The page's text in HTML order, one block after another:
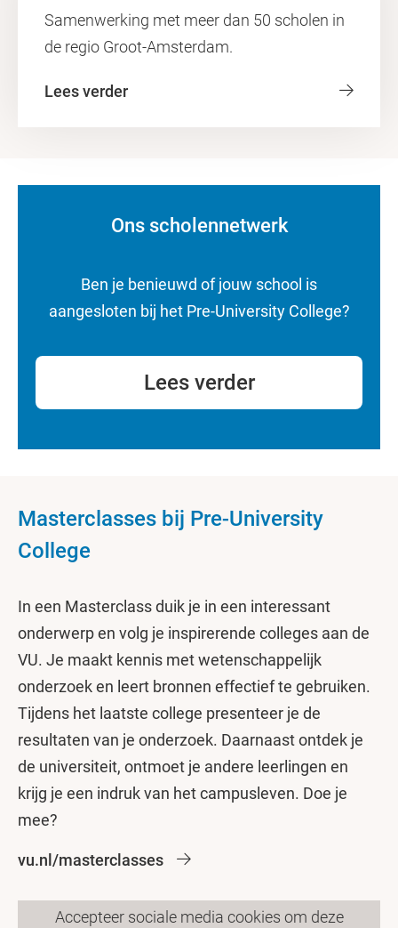
Samenwerking met meer dan 50 scholen in
de regio Groot-Amsterdam.
Lees verder
Ons scholennetwerk
Ben je benieuwd of jouw school is
aangesloten bij het Pre-University College?
Lees verder
Masterclasses bij Pre-University
College
In een Masterclass duik je in een interessant
onderwerp en volg je inspirerende colleges aan de
VU. Je maakt kennis met wetenschappelijk
onderzoek en leert bronnen effectief te gebruiken.
Tijdens het laatste college presenteer je de
resultaten van je onderzoek. Daarnaast ontdek je
de universiteit, ontmoet je andere leerlingen en
krijg je een indruk van het campusleven. Doe je
mee?
vu.nl/masterclasses
Accepteer sociale media cookies om deze